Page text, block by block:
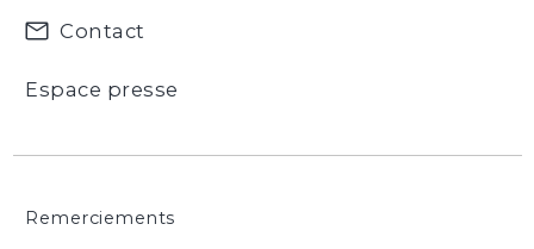
Contact
Espace presse
Remerciements